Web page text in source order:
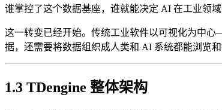
谁掌控了这个数据基座，谁就能决定 AI 在工业领
这一转变已经开始。传统工业软件以可视化为中
据，还需要将数据组织成人类和 AI 系统都能浏览
1.3 TDengine 整体架构